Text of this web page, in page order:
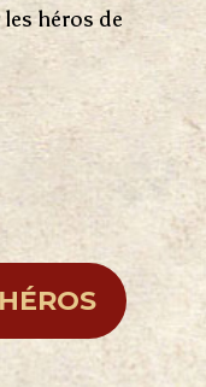
héros de